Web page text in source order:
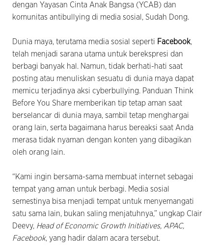
dengan Yayasan Cinta Anak Bangsa (YCAB) dan
komunitas antibullying di media sosial, Sudah Dong.
Dunia maya, terutama media sosial seperti Facebook,
telah menjadi sarana utama untuk berekspresi dan
berbagi banyak hal. Namun, tidak berhati-hati saat
posting atau menuliskan sesuatu di dunia maya dapat
memicu terjadinya aksi cyberbullying. Panduan Think
Before You Share memberikan tip tetap aman saat
berselancar di dunia maya, sambil tetap menghargai
orang lain, serta bagaimana harus bereaksi saat Anda
merasa tidak nyaman dengan konten yang dibagikan
oleh orang lain.
“Kami ingin bersama-sama membuat internet sebagai
tempat yang aman untuk berbagi. Media sosial
semestinya bisa menjadi tempat untuk menyemangati
satu sama lain, bukan saling menjatuhnya,” ungkap Clair
Deevy, Head of Economic Growth Initiatives, APAC,
Facebook, yang hadir dalam acara tersebut.